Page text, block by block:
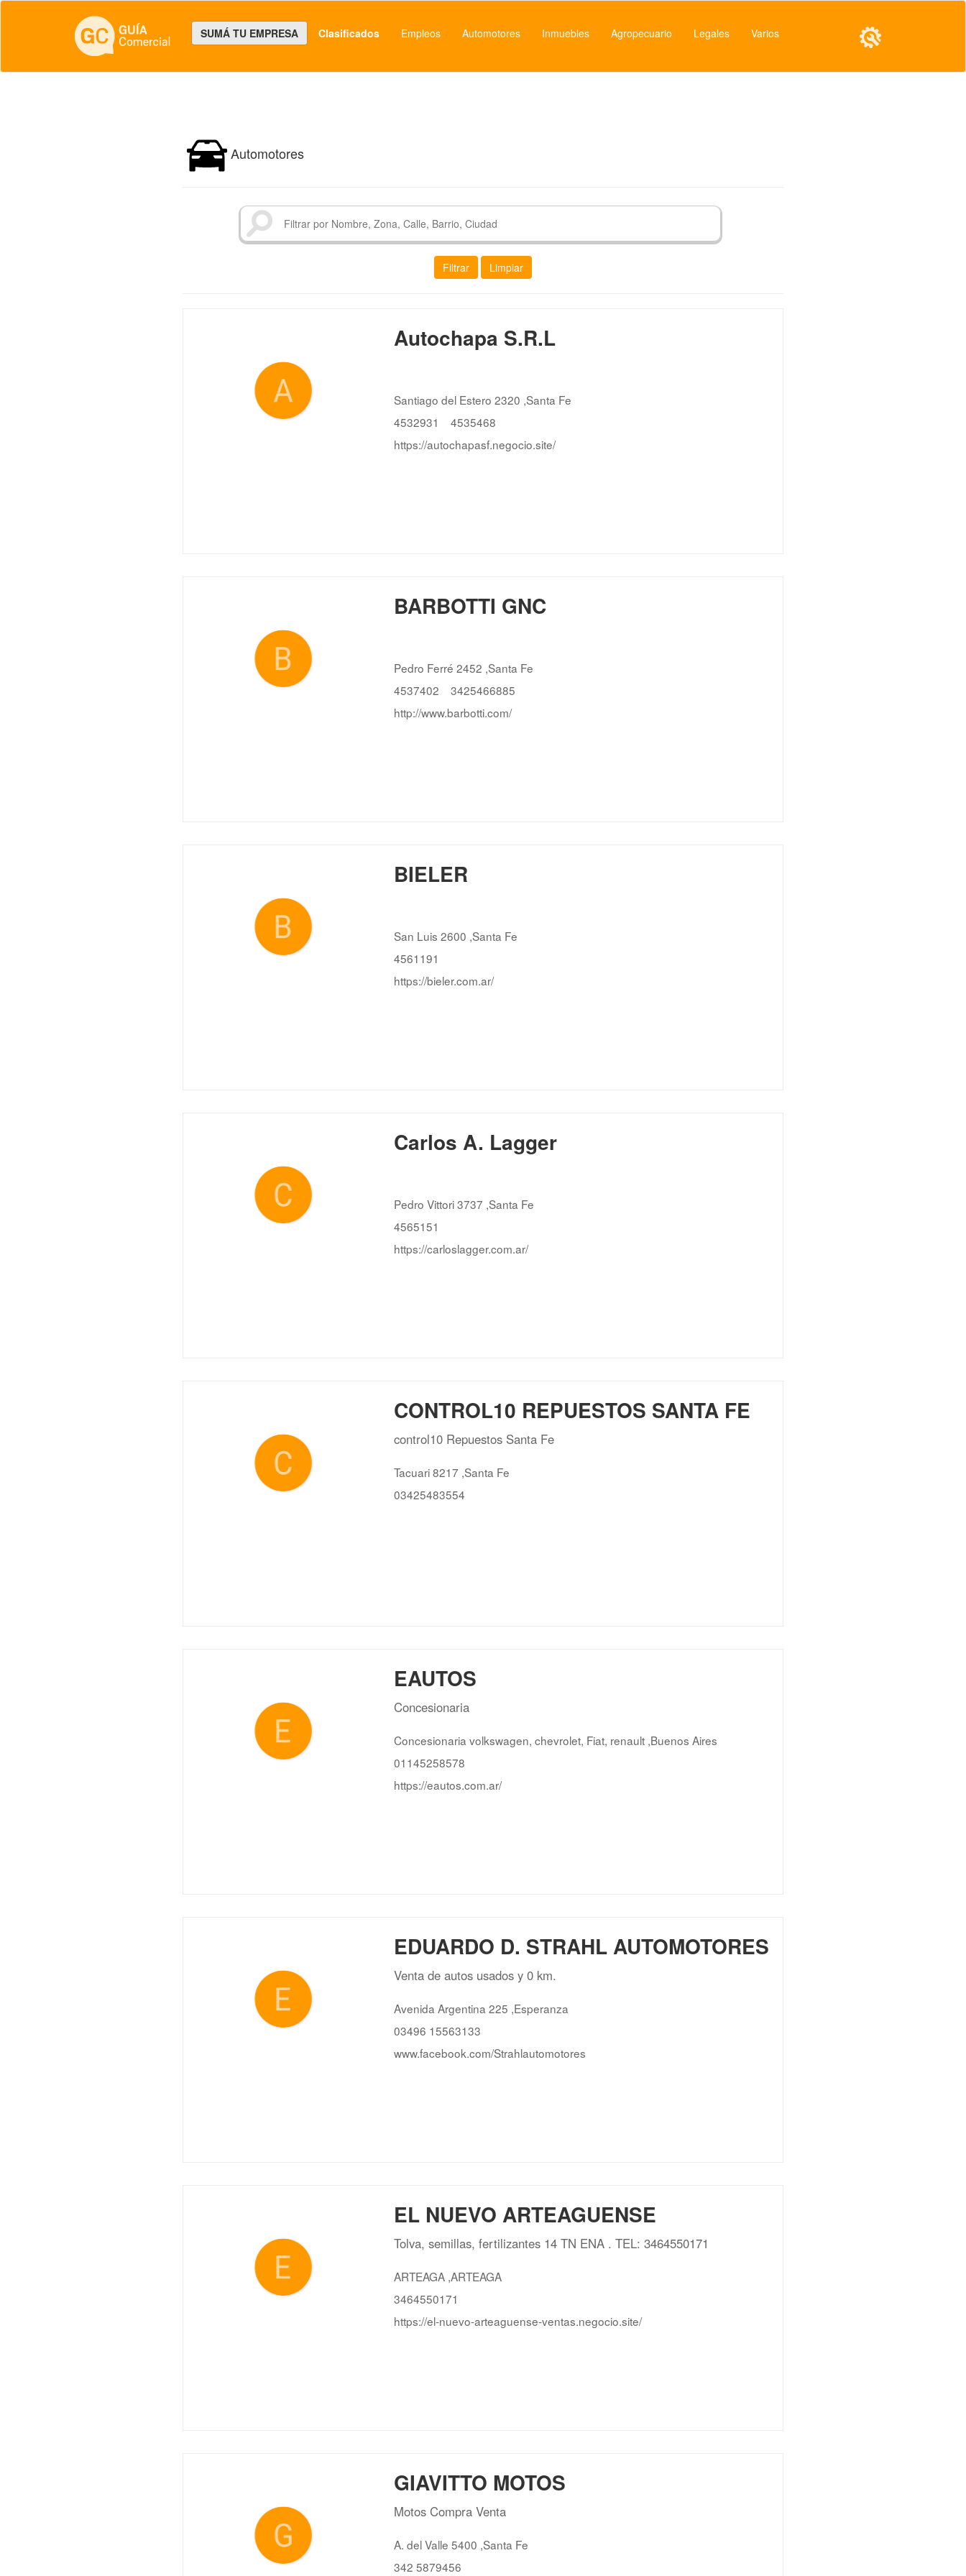
SUMÁ TU EMPRESA Clasificados Empleos Automotores Inmuebles Agropecuario Legales Varios
Automotores
Filtrar Limpiar
Autochapa S.R.L
Santiago del Estero 2320 ,Santa Fe
4532931
4535468
https://autochapasf.negocio.site/
BARBOTTI GNC
Pedro Ferré 2452 ,Santa Fe
4537402
3425466885
http://www.barbotti.com/
BIELER
San Luis 2600 ,Santa Fe
4561191
https://bieler.com.ar/
Carlos A. Lagger
Pedro Vittori 3737 ,Santa Fe
4565151
https://carloslagger.com.ar/
CONTROL10 REPUESTOS SANTA FE
control10 Repuestos Santa Fe
Tacuari 8217 ,Santa Fe
03425483554
EAUTOS
Concesionaria
Concesionaria volkswagen, chevrolet, Fiat, renault ,Buenos Aires
01145258578
https://eautos.com.ar/
EDUARDO D. STRAHL AUTOMOTORES
Venta de autos usados y 0 km.
Avenida Argentina 225 ,Esperanza
03496 15563133
www.facebook.com/Strahlautomotores
EL NUEVO ARTEAGUENSE
Tolva, semillas, fertilizantes 14 TN ENA . TEL: 3464550171
ARTEAGA ,ARTEAGA
3464550171
https://el-nuevo-arteaguense-ventas.negocio.site/
GIAVITTO MOTOS
Motos Compra Venta
A. del Valle 5400 ,Santa Fe
342 5879456